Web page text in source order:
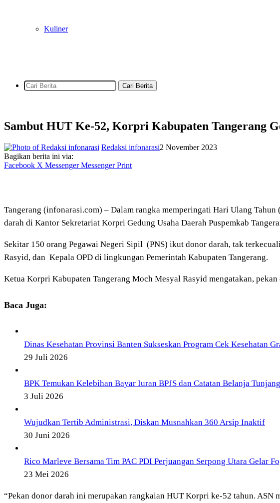
Kuliner
Cari Berita
Sambut HUT Ke-52, Korpri Kabupaten Tangerang
Redaksi infonarasi2 November 2023
Bagikan berita ini via:
Facebook X Messenger Messenger Print
Tangerang (infonarasi.com) – Dalam rangka memperingati Hari Ulang
darah di Kantor Sekretariat Korpri Gedung Usaha Daerah Puspemkab
Sekitar 150 orang Pegawai Negeri Sipil (PNS) ikut donor darah, tak
Rasyid, dan Kepala OPD di lingkungan Pemerintah Kabupaten Tangerang.
Ketua Korpri Kabupaten Tangerang Moch Mesyal Rasyid mengatakan,
Baca Juga:
Dinas Kesehatan Provinsi Banten Sukseskan Program Cek Kesehatan
29 Juli 2026
BPK Temukan Kelebihan Bayar Iuran BPJS dan Catatan Belanja
3 Juli 2026
Wujudkan Tertib Administrasi, Diskan Musnahkan 360 Arsip Inaktif
30 Juni 2026
Rico Marleve Bersama Tim PAC PDI Perjuangan Serpong Utara Gelar
23 Mei 2026
“Pekan donor darah ini merupakan rangkaian HUT Korpri ke-52 tahun.